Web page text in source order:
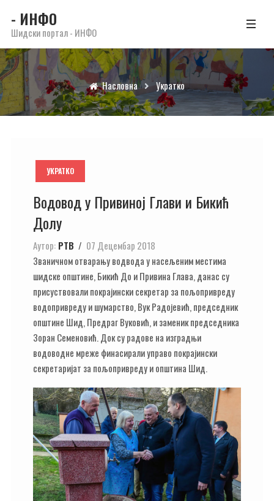
- ИНФО
Шидски портал - ИНФО
Насловна Укратко
УКРАТКО
Водовод у Привиној Глави и Бикић
Долу
Аутор: РТВ
07 Децембар 2018
Званичном отварању водвода у насељеним местима
шидске општине, Бикић До и Привина Глава, данас су
присуствовали покрајински секретар за пољопривреду
водопривреду и шумарство, Вук Радојевић, председник
општине Шид, Предраг Вуковић, и заменик председника
Зоран Семеновић. Док су радове на изградњи
водоводне мреже финасирали управо покрајински
секретаријат за пољопривреду и општина Шид.